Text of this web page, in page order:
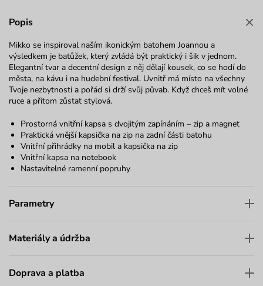
Popis
Mikko se inspiroval naším ikonickým batohem Joannou a
výsledkem je batůžek, který zvládá být praktický i šik v jednom.
Elegantní tvar a decentní design z něj dělají kousek, co se hodí do
města, na kávu i na hudební festival. Uvnitř má místo na všechny
Tvoje nezbytnosti a pořád si drží svůj půvab. Když chceš mít volné
ruce a přitom zůstat stylová.
Prostorná vnitřní kapsa s dvojitým zapínáním – zip a magnet
Praktická vnější kapsička na zip na zadní části batohu
Vnitřní přihrádky na mobil a kapsička na zip
Vnitřní kapsa na notebook
Nastavitelné ramenní popruhy
Parametry
Materiály a údržba
Doprava a platba